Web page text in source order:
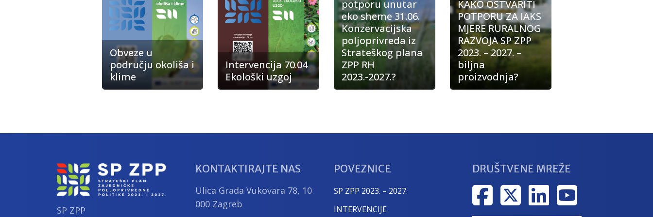
Obveze u
području okoliša i
klime
Intervencija 70.04
Ekološki uzgoj
potporu unutar
eko sheme 31.06.
Konzervacijska
poljoprivreda iz
Strateškog plana
ZPP RH
2023.-2027.?
KAKO OSTVARITI
POTPORU ZA IAKS
MJERE RURALNOG
RAZVOJA SP ZPP
2023. – 2027. –
biljna
proizvodnja?
SP ZPP
KONTAKTIRAJTE NAS
Ulica Grada Vukovara 78, 10
000 Zagreb
POVEZNICE
SP ZPP 2023. – 2027.
INTERVENCIJE
DRUŠTVENE MREŽE